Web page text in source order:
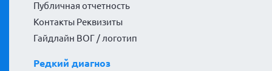
Публичная отчетность
Контакты Реквизиты
Гайдлайн ВОГ / логотип
Редкий диагноз